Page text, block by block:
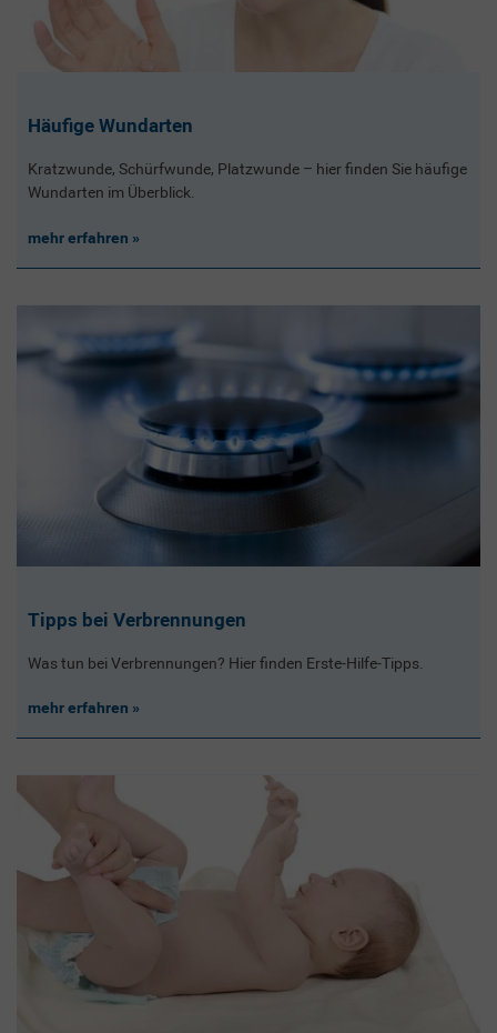
Häufige Wundarten
Kratzwunde, Schürfwunde, Platzwunde – hier finden Sie häufige
Wundarten im Überblick.
mehr erfahren
Tipps bei Verbrennungen
Was tun bei Verbrennungen? Hier finden Erste-Hilfe-Tipps.
mehr erfahren